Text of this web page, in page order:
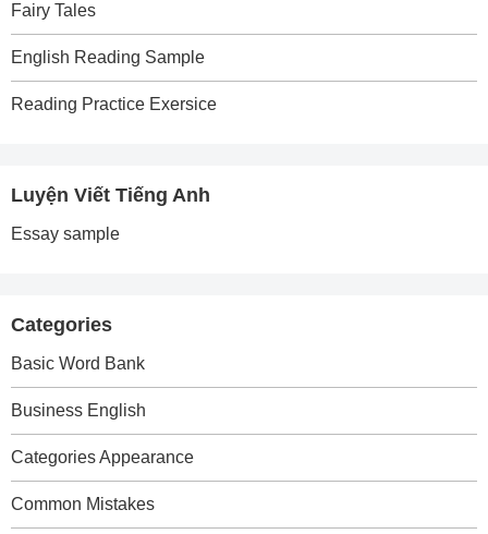
Fairy Tales
English Reading Sample
Reading Practice Exersice
Luyện Viết Tiếng Anh
Essay sample
Categories
Basic Word Bank
Business English
Categories Appearance
Common Mistakes